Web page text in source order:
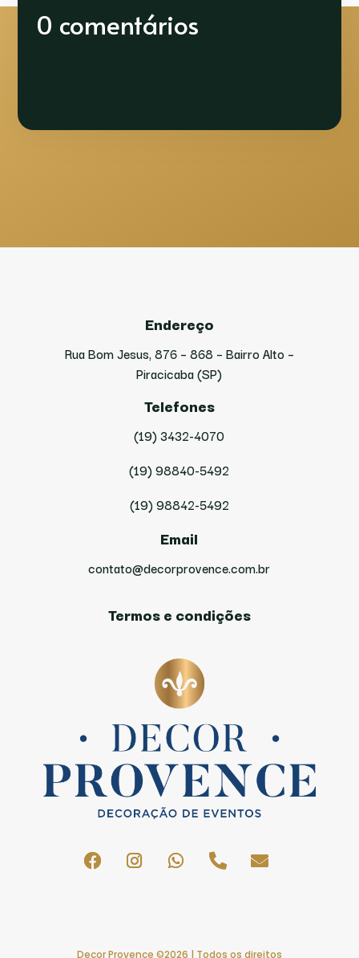
0 comentários
Endereço
Rua Bom Jesus, 876 – 868 – Bairro Alto –
Piracicaba (SP)
Telefones
(19) 3432-4070
(19) 98840-5492
(19) 98842-5492
Email
contato@decorprovence.com.br
Termos e condições
Decor Provence ©2026 | Todos os direitos